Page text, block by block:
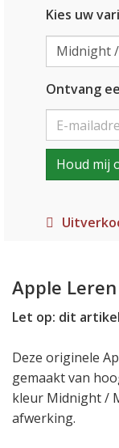
Kies uw
Ontvang
Houd mij
Apple
Let op: dit
Deze originele
gemaakt van
kleur Midnight /
afwerking.